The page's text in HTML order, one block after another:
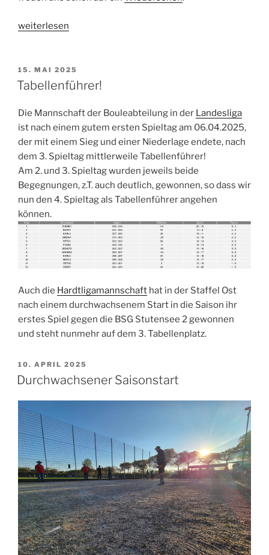
„Savoir-
Beiertheimer“
weiterlesen
VERÖFFENTLICHT
AM
15. MAI 2025
Tabellenführer!
Die Mannschaft der Bouleabteilung in der Landesliga
ist nach einem gutem ersten Spieltag am 06.04.2025,
der mit einem Sieg und einer Niederlage endete, nach
dem 3. Spieltag mittlerweile Tabellenführer!
Am 2. und 3. Spieltag wurden jeweils beide
Begegnungen, z.T. auch deutlich, gewonnen, so dass wir
nun den 4. Spieltag als Tabellenführer angehen
können.
Auch die Hardtligamannschaft hat in der Staffel Ost
nach einem durchwachsenem Start in die Saison ihr
erstes Spiel gegen die BSG Stutensee 2 gewonnen
und steht nunmehr auf dem 3. Tabellenplatz.
VERÖFFENTLICHT
AM
10. APRIL 2025
Durchwachsener Saisonstart